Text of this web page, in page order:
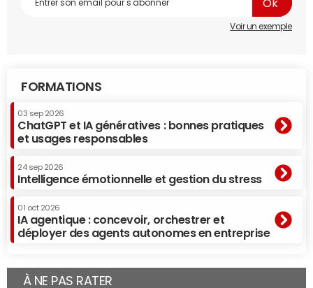
Voir un exemple
FORMATIONS
03 sep 2026
ChatGPT et IA génératives : bonnes pratiques
et usages responsables
24 sep 2026
Intelligence émotionnelle et gestion du stress
01 oct 2026
IA agentique : concevoir, orchestrer et
déployer des agents autonomes en entreprise
À NE PAS RATER